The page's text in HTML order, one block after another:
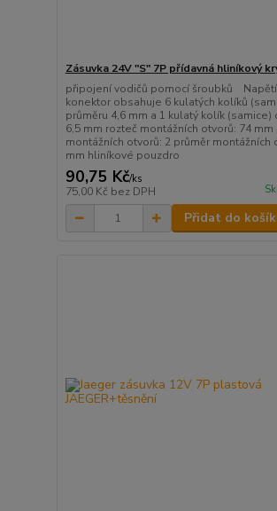
Zásuvka 24V "S" 7P přídavná hliníkový
připojení vodičů pomocí šroubků
konektor obsahuje 6 kulatých kolíků
průměru 4,6 mm a 1 kulatý kolík (samice)
6,5 mm rozteč montážních otvorů: 74
montážních otvorů: 2 průměr montážních
mm hliníkové pouzdro
90,75 Kč/ks
75,00 Kč bez DPH
Přidat do